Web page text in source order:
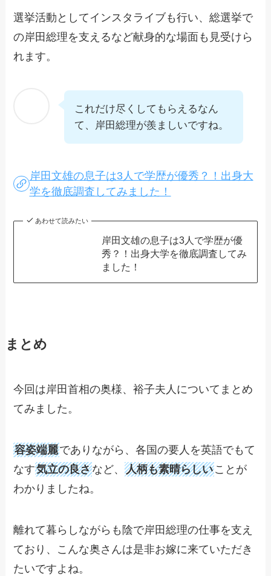
選挙活動としてインスタライブも行い、総選挙で
の岸田総理を支えるなど献身的な場面も見受けら
れます。
これだけ尽くしてもらえるなん
て、岸田総理が羨ましいですね。
岸田文雄の息子は3人で学歴が優秀？！出身大
学を徹底調査してみました！
あわせて読みたい
岸田文雄の息子は3人で学歴が優
秀？！出身大学を徹底調査してみ
ました！
まとめ
今回は岸田首相の奥様、裕子夫人についてまとめ
てみました。
容姿端麗でありながら、各国の要人を英語でもて
なす気立の良さなど、人柄も素晴らしいことが
わかりましたね。
離れて暮らしながらも陰で岸田総理の仕事を支え
ており、こんな奥さんは是非お嫁に来ていただき
たいですよね。